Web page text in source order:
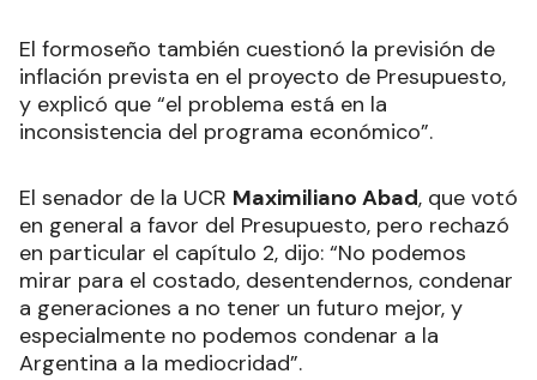
El formoseño también cuestionó la previsión de
inflación prevista en el proyecto de Presupuesto,
y explicó que “el problema está en la
inconsistencia del programa económico”.
El senador de la UCR Maximiliano Abad, que votó
en general a favor del Presupuesto, pero rechazó
en particular el capítulo 2, dijo: “No podemos
mirar para el costado, desentendernos, condenar
a generaciones a no tener un futuro mejor, y
especialmente no podemos condenar a la
Argentina a la mediocridad”.